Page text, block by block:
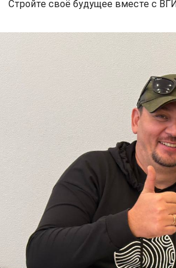
Стройте своё будущее вместе с